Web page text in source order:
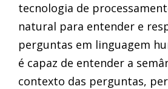
tecnologia de
natural para entender e
perguntas em linguagem
é capaz de entender a
contexto das perguntas,